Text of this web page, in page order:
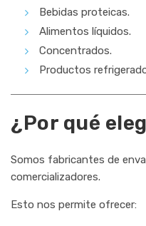
Bebidas proteicas.
Alimentos líquidos.
Concentrados.
Productos
¿Por qué
Somos fabricantes de
comercializadores.
Esto nos permite ofrecer: